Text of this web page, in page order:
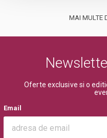
MAI MULTE
Oferte exclusive si o
Email